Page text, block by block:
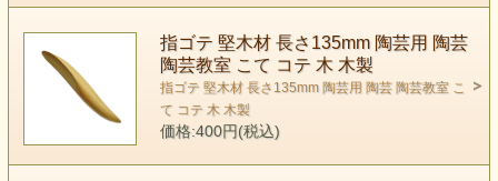
指ゴテ 堅木材 長さ135mm 陶芸用 陶芸
陶芸教室 こて コテ 木 木製
指ゴテ 堅木材 長さ135mm 陶芸用 陶芸 陶芸教室 こ
て コテ 木 木製
価格:400円(税込)